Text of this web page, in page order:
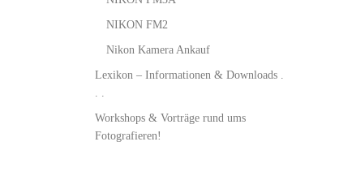
NIKON FM2
Nikon Kamera Ankauf
Lexikon – Informationen & Downloads .
Workshops & Vorträge rund ums
Fotografieren!